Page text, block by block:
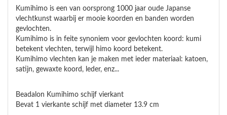
Kumihimo is een van oorsprong 1000 jaar oude Japanse
vlechtkunst waarbij er mooie koorden en banden worden
gevlochten.
Kumihimo is in feite synoniem voor gevlochten koord: kumi
betekent vlechten, terwijl himo koord betekent.
Kumihimo vlechten kan je maken met ieder materiaal: katoen,
satijn, gewaxte koord, leder, enz...
Beadalon Kumihimo schijf vierkant
Bevat 1 vierkante schijf met diameter 13.9 cm